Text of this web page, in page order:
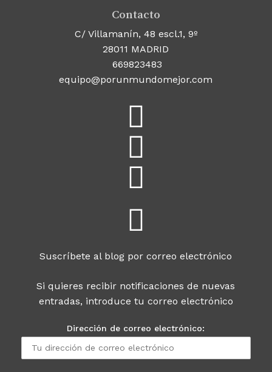
Contacto
C/ Villamanín, 48 escl.1, 9º
28011 MADRID
669823483
equipo@porunmundomejor.com
Suscríbete al blog por correo electrónico
Si quieres recibir notificaciones de nuevas
entradas, introduce tu correo electrónico
Dirección de correo electrónico: